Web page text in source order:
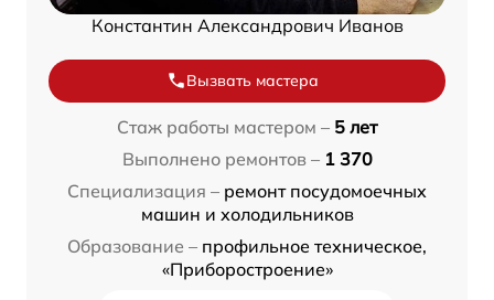
Константин Александрович Иванов
Вызвать мастера
Стаж работы мастером – 5 лет
Выполнено ремонтов – 1 370
Специализация – ремонт посудомоечных
машин и холодильников
Образование – профильное техническое,
«Приборостроение»